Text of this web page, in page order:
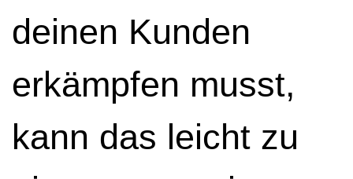
deinen Kunden
erkämpfen musst,
kann das leicht zu